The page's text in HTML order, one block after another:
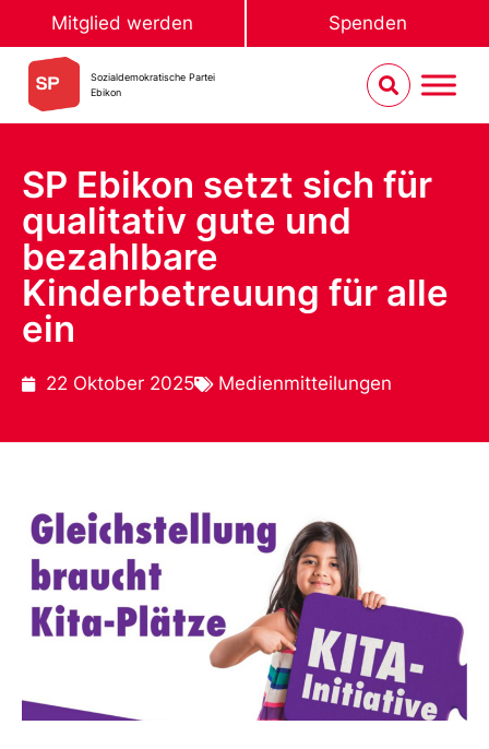
Mitglied werden Spenden
Sozialdemokratische Partei
Ebikon
SP Ebikon setzt sich für
qualitativ gute und
bezahlbare
Kinderbetreuung für alle
ein
22 Oktober 2025 Medienmitteilungen